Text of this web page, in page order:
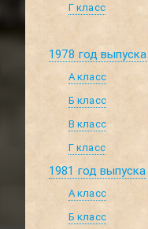
Г класс
1978 год выпуска
А класс
Б класс
В класс
Г класс
1981 год выпуска
А класс
Б класс